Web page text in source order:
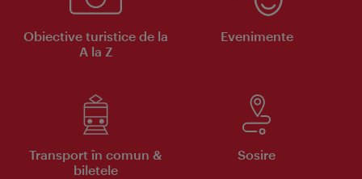
Obiective turistice de la
A la Z
Evenimente
Transport în comun &
biletele
Sosire